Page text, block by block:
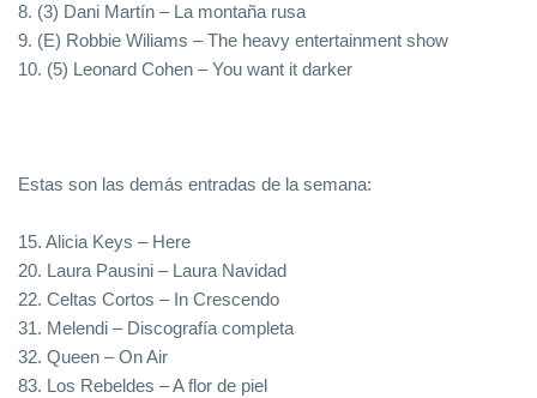
8. (3) Dani Martín – La montaña rusa
9. (E) Robbie Wiliams – The heavy entertainment show
10. (5) Leonard Cohen – You want it darker
Estas son las demás entradas de la semana:
15. Alicia Keys – Here
20. Laura Pausini – Laura Navidad
22. Celtas Cortos – In Crescendo
31. Melendi – Discografía completa
32. Queen – On Air
83. Los Rebeldes – A flor de piel